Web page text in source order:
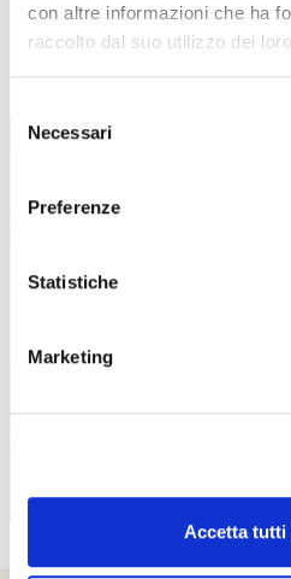
con altre informazioni che ha
raccolto dal suo utilizzo dei
delNecessari
Preferenze
Statistiche
Marketing
Accetta tutti
TUTTE LE CATEGORIE DEL